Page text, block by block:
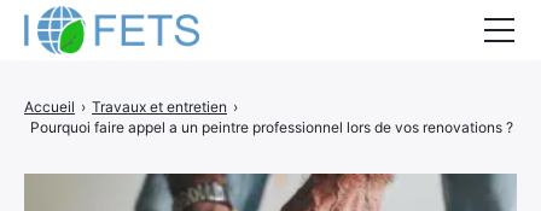
Accueil › Travaux et entretien ›
Pourquoi faire appel a un peintre professionnel lors de vos renovations ?
Actualités
Métiers du BTP